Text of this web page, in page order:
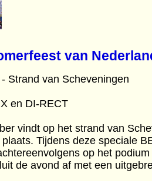
van
Strand van Scheveningen
en DI-RECT
vindt op het strand van
Tijdens deze speciale
op het
de avond af met een